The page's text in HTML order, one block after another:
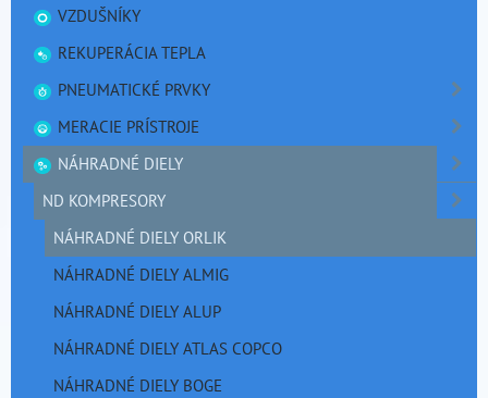
VZDUŠNÍKY
REKUPERÁCIA TEPLA
PNEUMATICKÉ PRVKY
MERACIE PRÍSTROJE
NÁHRADNÉ DIELY
ND KOMPRESORY
NÁHRADNÉ DIELY ORLIK
NÁHRADNÉ DIELY ALMIG
NÁHRADNÉ DIELY ALUP
NÁHRADNÉ DIELY ATLAS COPCO
NÁHRADNÉ DIELY BOGE